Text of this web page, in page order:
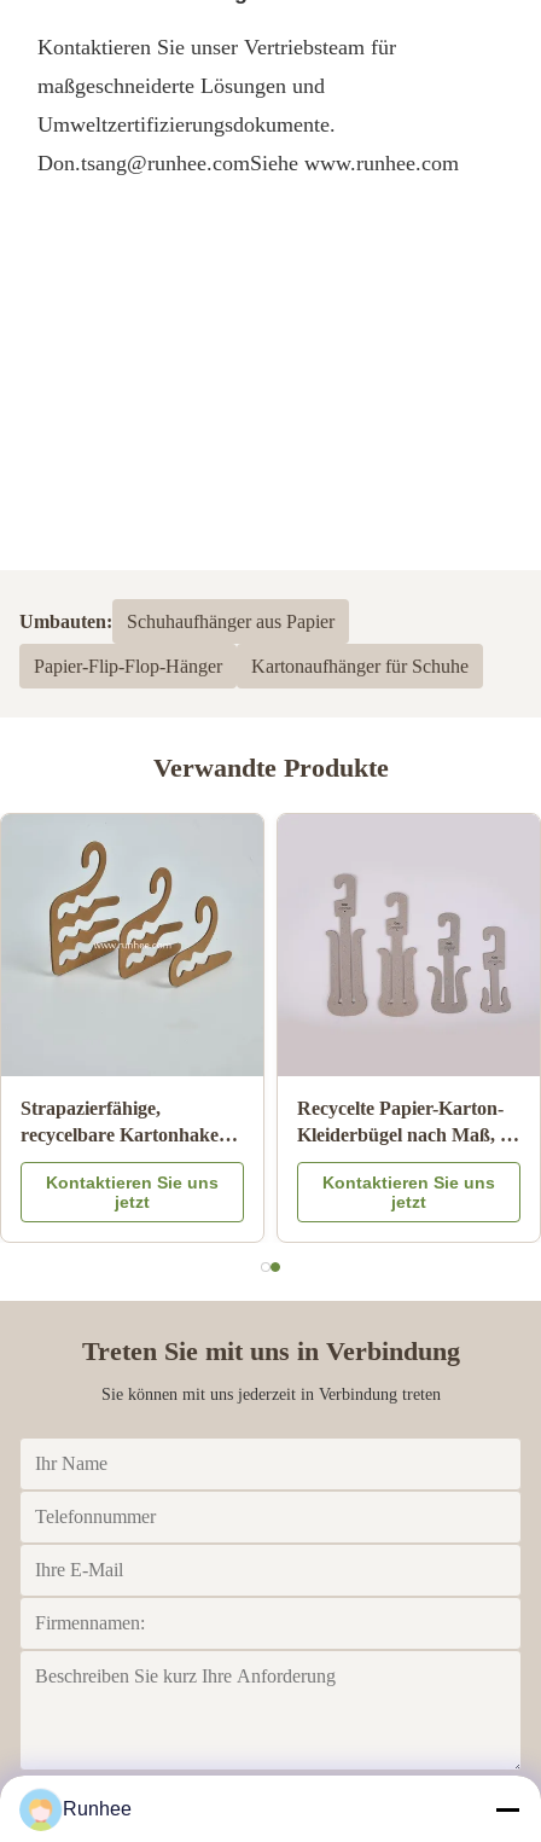
Kontaktieren Sie unser Vertriebsteam für
maßgeschneiderte Lösungen und
Umweltzertifizierungsdokumente.
Don.tsang@runhee.comSiehe www.runhee.com
Umbauten: Schuhaufhänger aus Papier
Papier-Flip-Flop-Hänger Kartonaufhänger für Schuhe
Verwandte Produkte
Biologisch abbaubarer
Kleiderbügel aus Pappe,
umweltfreundliche
Kleiderbügel aus Karton
für Erwachsene
Kontaktieren Sie uns
jetzt
ISO9001 FSC SGS
Zertifizierte Unterwäsche-
Kleiderbügel aus Karton
mit 100 % Recyclingpapier
für die
Einzelhandelspräsentation
Kontaktieren Sie uns
jetzt
Treten Sie mit uns in Verbindung
Sie können mit uns jederzeit in Verbindung treten
Runhee